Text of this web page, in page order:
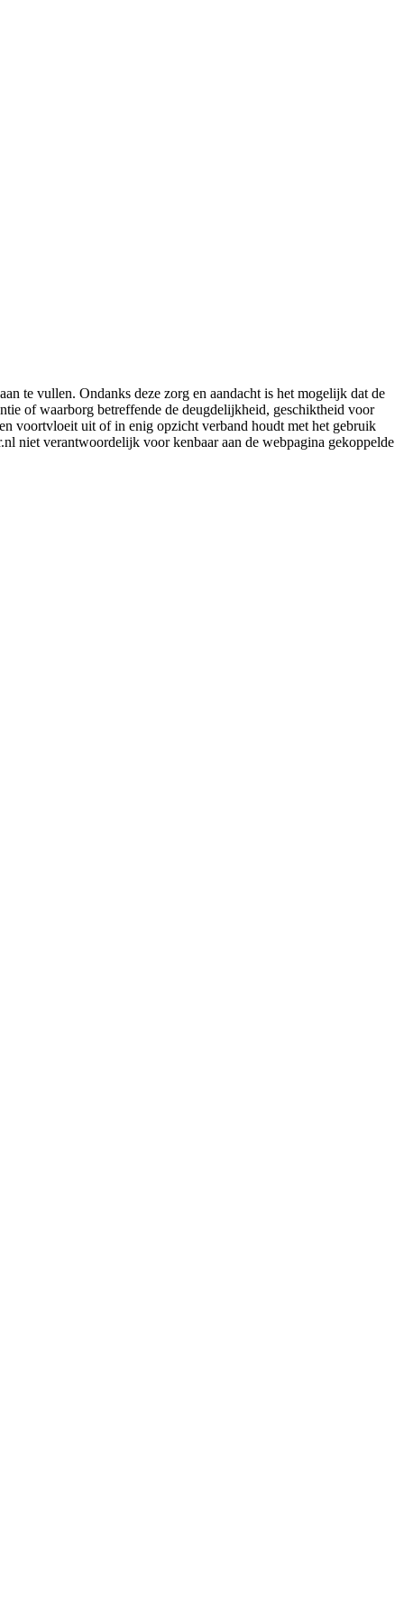
te vullen. Ondanks deze zorg en aandacht is het mogelijk dat de
of waarborg betreffende de deugdelijkheid, geschiktheid voor
voortvloeit uit of in enig opzicht verband houdt met het gebruik
niet verantwoordelijk voor kenbaar aan de webpagina gekoppelde